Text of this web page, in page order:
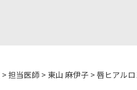
>担当医師 > 東山 麻伊子 >唇ヒアル